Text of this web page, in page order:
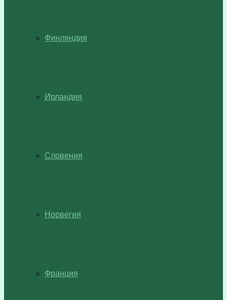
Финляндия
Ирландия
Словения
Норвегия
Франция